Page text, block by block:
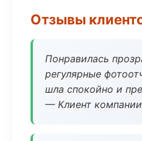
Отзывы
Понравилась
регулярные
шла спокойно и
— Клиент компании